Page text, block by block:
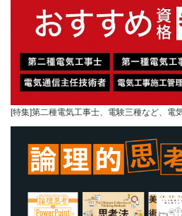
[特集]第二種電気工事士、電験三種など、電